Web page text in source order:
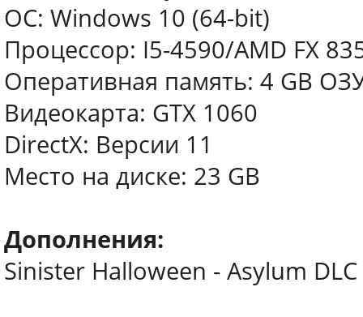
ОС: Windows 10 (64-bit)
Процессор: I5-4590/AMD FX
Оперативная память: 4 GB
Видеокарта: GTX 1060
DirectX: Версии 11
Место на диске: 23 GB
Дополнения:
Sinister Halloween - Asylum DLC